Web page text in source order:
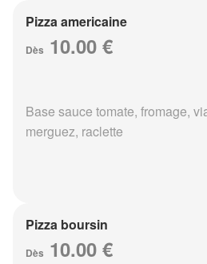
Pizza americaine
Dès 10.00 €
Base sauce tomate, fromage,
merguez, raclette
Pizza boursin
Dès 10.00 €